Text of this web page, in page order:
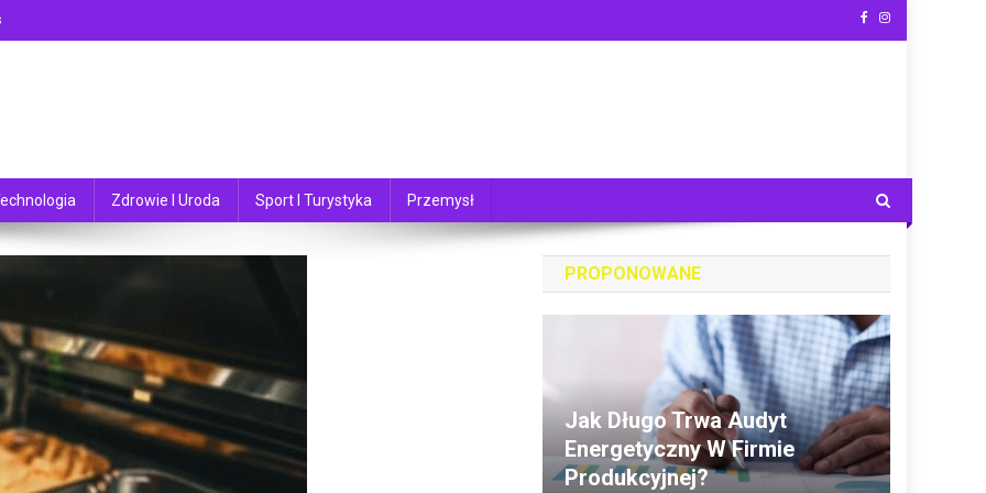
Zdrowie I Uroda Sport I Turystyka Przemysł
PROPONOWANE
Jak Długo Trwa Audyt
Energetyczny W Firmie
Produkcyjnej?